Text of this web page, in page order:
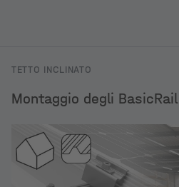
TETTO INCLINATO
Montaggio degli